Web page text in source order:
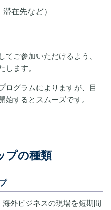
在先など）
ご参加いただけるよう、
します。
ログラムによりますが、目
するとスムーズです。
プの種類
外ビジネスの現場を短期間